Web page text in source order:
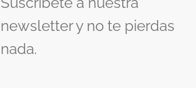
newsletter y no te pierdas
nada.